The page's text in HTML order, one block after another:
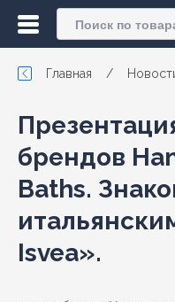
Главная /
брендов
Baths.
Isvea».